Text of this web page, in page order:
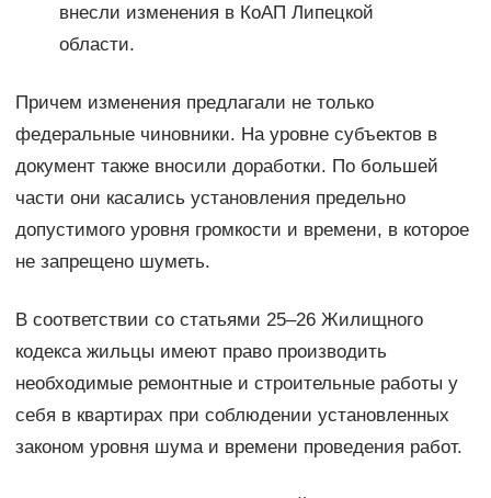
внесли изменения в КоАП Липецкой
области.
Причем изменения предлагали не только
федеральные чиновники. На уровне субъектов в
документ также вносили доработки. По большей
части они касались установления предельно
допустимого уровня громкости и времени, в которое
не запрещено шуметь.
В соответствии со статьями 25–26 Жилищного
кодекса жильцы имеют право производить
необходимые ремонтные и строительные работы у
себя в квартирах при соблюдении установленных
законом уровня шума и времени проведения работ.